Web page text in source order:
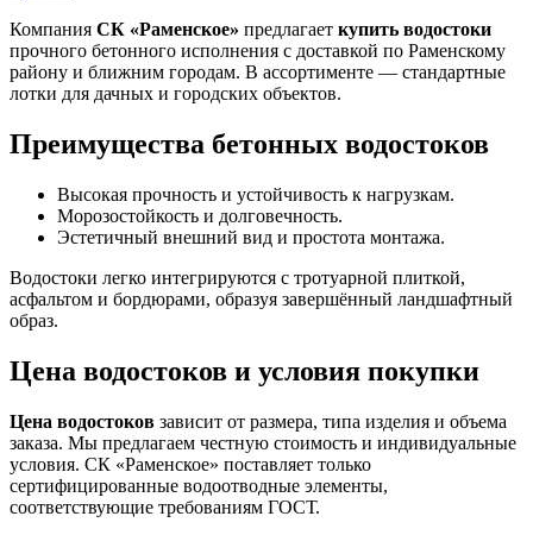
Компания СК «Раменское» предлагает купить водостоки
прочного бетонного исполнения с доставкой по Раменскому
району и ближним городам. В ассортименте — стандартные
лотки для дачных и городских объектов.
Преимущества бетонных водостоков
Высокая прочность и устойчивость к нагрузкам.
Морозостойкость и долговечность.
Эстетичный внешний вид и простота монтажа.
Водостоки легко интегрируются с тротуарной плиткой,
асфальтом и бордюрами, образуя завершённый ландшафтный
образ.
Цена водостоков и условия покупки
Цена водостоков зависит от размера, типа изделия и объема
заказа. Мы предлагаем честную стоимость и индивидуальные
условия. СК «Раменское» поставляет только
сертифицированные водоотводные элементы,
соответствующие требованиям ГОСТ.